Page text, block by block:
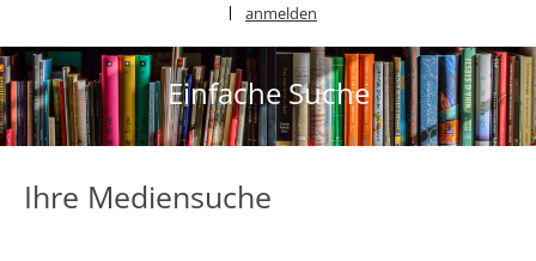
anmelden
Einfache Suche
Ihre Mediensuche